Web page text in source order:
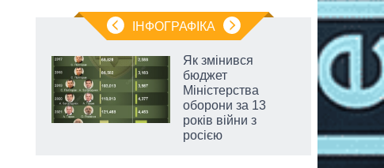
ІНФОГРАФІКА
Як змінився
бюджет
Міністерства
оборони за 13
років війни з
росією